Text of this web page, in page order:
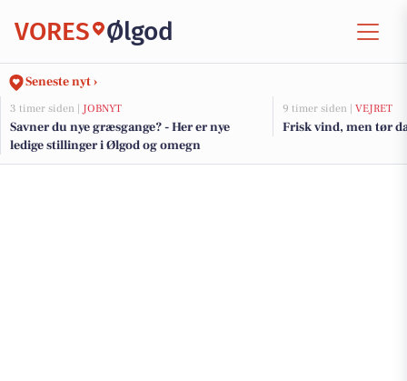
VORES Ølgod
Seneste nyt ›
3 timer siden | JOBNYT
Savner du nye græsgange? - Her er nye
ledige stillinger i Ølgod og omegn
9 timer siden | VEJRET
Frisk vind, men tør